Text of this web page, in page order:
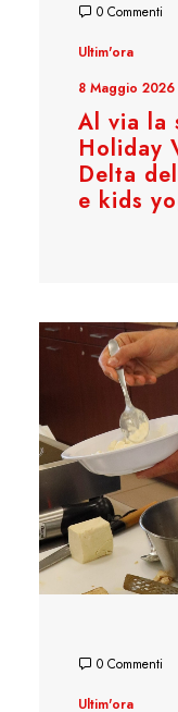
0 Commenti
Ultim'ora
8 Maggio 2026
Al via la
Holiday
Delta
e kids
0 Commenti
Ultim'ora